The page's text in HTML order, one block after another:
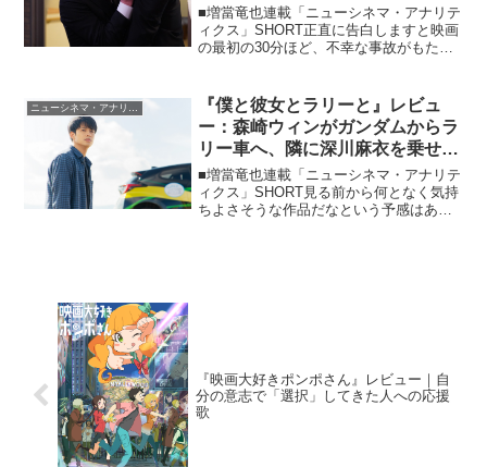
て……！？
■増當竜也連載「ニューシネマ・アナリテ
ィクス」SHORT正直に告白しますと映画
の最初の30分ほど、不幸な事故がもたら
ありました。暴走キャラにもほどがある
主人公オヤジ（古田...
『僕と彼女とラリーと』レビュ
ー：森崎ウィンがガンダムからラ
リー車へ、隣に深川麻衣を乗せて
爽やかに疾走！
■増當竜也連載「ニューシネマ・アナリテ
ィクス」SHORT見る前から何となく気持
ちよさそうな作品だなという予感はあり
『映画大好きポンポさん』レビュー｜自
分の意志で「選択」してきた人への応援
歌